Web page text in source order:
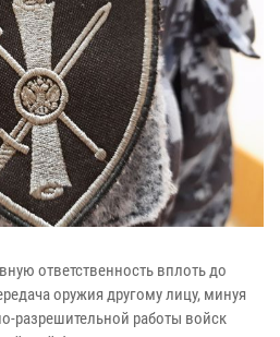
ответственность вплоть до
оружия другому лицу, минуя
разрешительной работы войск